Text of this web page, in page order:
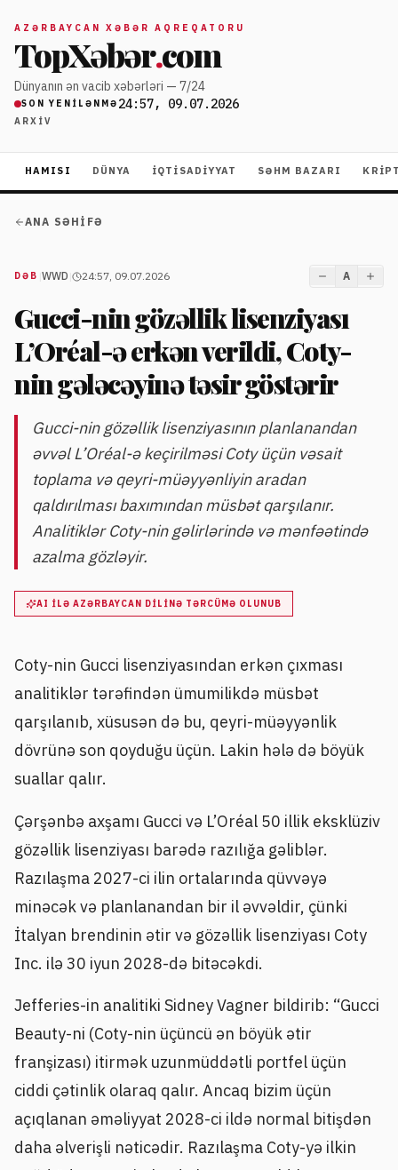
AZƏRBAYCAN XƏBƏR AQREQATORU
TopXəbər.com
Dünyanın ən vacib xəbərləri — 7/24
SON YENILƏNMƏ 24:57, 09.07.2026
ARXIV
HAMISI DÜNYA İQTISADIYYAT SƏHM BAZARI
ANA SƏHIFƏ
DƏB WWD 24:57, 09.07.2026 A
Gucci-nin gözəllik lisenziyası
L’Oréal-ə erkən verildi, Coty-
nin gələcəyinə təsir göstərir
Gucci-nin gözəllik lisenziyasının planlanandan
əvvəl L’Oréal-ə keçirilməsi Coty üçün vəsait
toplama və qeyri-müəyyənliyin aradan
qaldırılması baxımından müsbət qarşılanır.
Analitiklər Coty-nin gəlirlərində və mənfəətində
azalma gözləyir.
AI ILƏ AZƏRBAYCAN DILINƏ TƏRCÜMƏ OLUNUB
Coty-nin Gucci lisenziyasından erkən çıxması
analitiklər tərəfindən ümumilikdə müsbət
qarşılanıb, xüsusən də bu, qeyri-müəyyənlik
dövrünə son qoyduğu üçün. Lakin hələ də böyük
suallar qalır.
Çərşənbə axşamı Gucci və L’Oréal 50 illik eksklüziv
gözəllik lisenziyası barədə razılığa gəliblər.
Razılaşma 2027-ci ilin ortalarında qüvvəyə
minəcək və planlanandan bir il əvvəldir, çünki
İtalyan brendinin ətir və gözəllik lisenziyası Coty
Inc. ilə 30 iyun 2028-də bitəcəkdi.
Jefferies-in analitiki Sidney Vagner bildirib: “Gucci
Beauty-ni (Coty-nin üçüncü ən böyük ətir
franşizası) itirmək uzunmüddətli portfel üçün
ciddi çətinlik olaraq qalır. Ancaq bizim üçün
açıqlanan əməliyyat 2028-ci ildə normal bitişdən
daha əlverişli nəticədir. Razılaşma Coty-yə ilkin